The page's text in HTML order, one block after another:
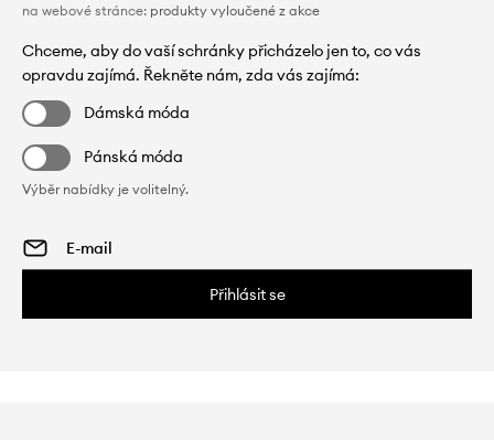
na webové stránce: produkty vyloučené z akce
Chceme, aby do vaší schránky přicházelo jen to, co vás
opravdu zajímá. Řekněte nám, zda vás zajímá:
Dámská móda
Pánská móda
Výběr nabídky je volitelný.
Přihlásit se